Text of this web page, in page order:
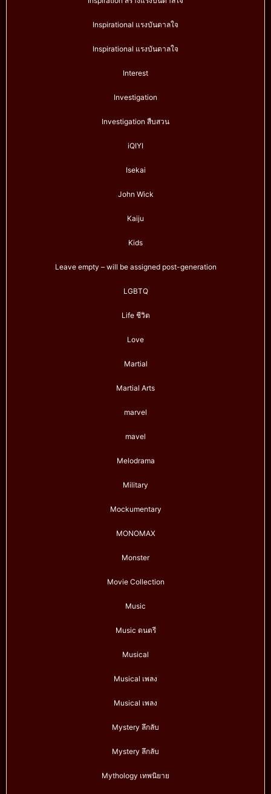
Inspirational แรงบันดาลใจ
Inspirational แรงบันดาลใจ
Interest
Investigation
Investigation สืบสวน
iQIYI
Isekai
John Wick
Kaiju
Kids
Leave empty – will be assigned post-generation
LGBTQ
Life ชีวิต
Love
Martial
Martial Arts
marvel
mavel
Melodrama
Military
Mockumentary
MONOMAX
Monster
Movie Collection
Music
Music ดนตรี
Musical
Musical เพลง
Musical เพลง
Mystery ลึกลับ
Mystery ลึกลับ
Mythology เทพนิยาย